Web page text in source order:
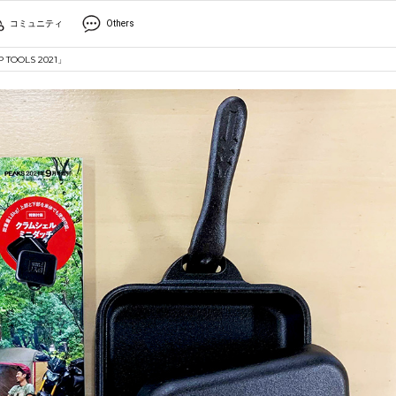
コミュニティ Others
2021」